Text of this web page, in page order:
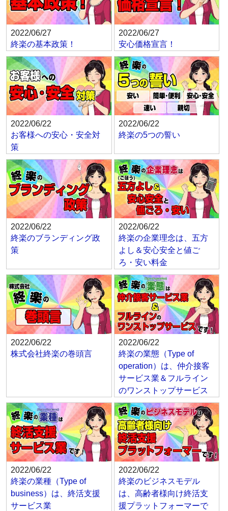
2022/06/27
終楽の基本政策！
2022/06/27
安心価格宣言！
2022/06/22
お客様への安心・安全対
策
2022/06/22
終楽の5つの誓い
2022/06/22
終楽のブランディング政
策
2022/06/22
終楽の企業理念は、五方
よし＆安心安全と値ご
ろ・安い料金
2022/06/22
株式会社終楽の巻頭言
2022/06/22
終楽の業態（Type of
operation）は、仲介接客
サービス業＆フルライン
のワンストップサービス
2022/06/22
終楽の業種（Type of
business）は、終活支援
サービス業
2022/06/22
終楽のビジネスモデル
は、高齢者様向け終活支
援プラットフォーマーで